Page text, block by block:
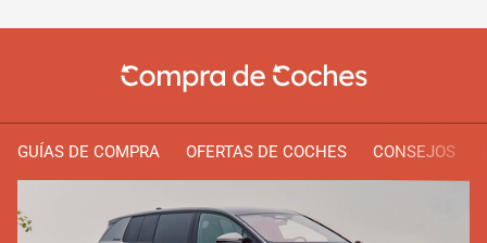
GUÍAS DE COMPRA OFERTAS DE COCHES CONSEJOS